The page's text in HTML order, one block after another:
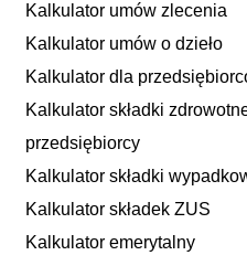
Kalkulator umów zlecenia
Kalkulator umów o dzieło
Kalkulator dla
Kalkulator składki
przedsiębiorcy
Kalkulator składki
Kalkulator składek ZUS
Kalkulator emerytalny